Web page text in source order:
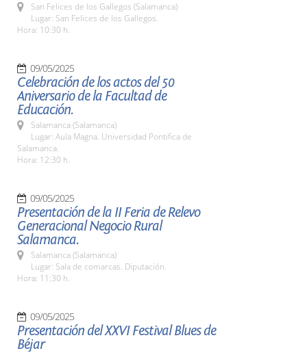
San Felices de los Gallegos (Salamanca)
Lugar: San Felices de los Gallegos.
Hora: 10:30 h.
09/05/2025
Celebración de los actos del 50
Aniversario de la Facultad de
Educación.
Salamanca (Salamanca)
Lugar: Aula Magna. Universidad Pontifica de
Salamanca.
Hora: 12:30 h.
09/05/2025
Presentación de la II Feria de Relevo
Generacional Negocio Rural
Salamanca.
Salamanca (Salamanca)
Lugar: Sala de comarcas. Diputación.
Hora: 11:30 h.
09/05/2025
Presentación del XXVI Festival Blues de
Béjar